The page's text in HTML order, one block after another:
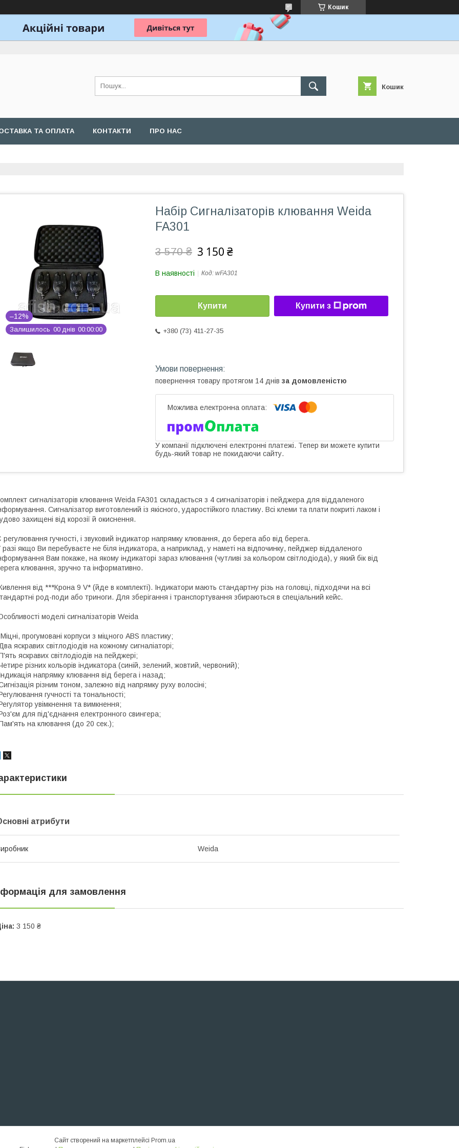
Кошик
Кошик
ТА ОПЛАТА КОНТАКТИ ПРО НАС
–12%
Залишилось 00 днів 00 00 00
Набір Сигналізаторів клювання Weida
FA301
3 570 ₴ 3 150 ₴
В наявності Код: wFA301
Купити Купити з
+380 (73) 411-27-35
повернення товару протягом 14 днів за домовленістю
У компанії підключені електронні платежі. Тепер ви можете купити
будь-який товар не покидаючи сайту.
сигналізаторів клювання Weida FA301 складається з 4 сигналізаторів і пейджера для віддаленого
Сигналізатор виготовлений із якісного, ударостійкого пластику. Всі клеми та плати покриті лаком і
захищені від корозії й окиснення.
регулювання гучності, і звуковий індикатор напрямку клювання, до берега або від берега.
разі якщо Ви перебуваєте не біля індикатора, а наприклад, у наметі на відпочинку, пейджер віддаленого
Вам покаже, на якому індикаторі зараз клювання (чутливі за кольором світлодіода), у який бік від
клювання, зручно та інформативно.
від ***Крона 9 V* (йде в комплекті). Індикатори мають стандартну різь на головці, підходячи на всі
род-поди або триноги. Для зберігання і транспортування збираються в спеціальний кейс.
моделі сигналізаторів Weida
прогумовані корпуси з міцного ABS пластику;
яскравих світлодіодів на кожному сигналіаторі;
яскравих світлодіодів на пейджері;
різних кольорів індикатора (синій, зелений, жовтий, червоний);
напрямку клювання від берега і назад;
різним тоном, залежно від напрямку руху волосіні;
гучності та тональності;
увімкнення та вимкнення;
для під'єднання електронного свингера;
на клювання (до 20 сек.);
атрибути
Weida
для замовлення
3 150 ₴
Сайт створений на маркетплейсі Prom.ua